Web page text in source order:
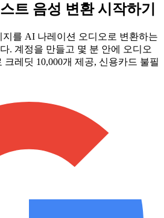
트 음성 변환 시작하기
지를 AI 나레이션 오디오로 변환하는
. 계정을 만들고 몇 분 안에 오디오
레딧 10,000개 제공, 신용카드 불필